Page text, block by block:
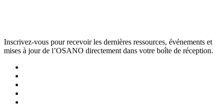
Inscrivez-vous pour recevoir les dernières ressources, événements et
mises à jour de l’OSANO directement dans votre boîte de réception.